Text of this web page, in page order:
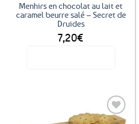
Menhirs en chocolat au lait et
caramel beurre salé – Secret de
Druides
7,20€